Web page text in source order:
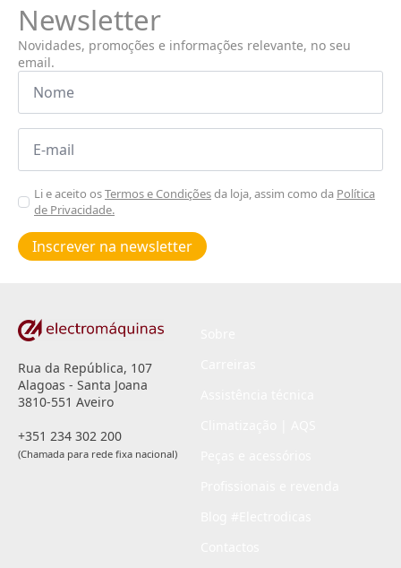
Newsletter
Novidades, promoções e informações relevante, no seu
email.
Nome
Email
Aceitar
Poiticas
de
privacidade
Li e aceito osTermos e Condiçõesda loja, assim como da Política
de Privacidade.
Inscrever na newsletter
Rua da República, 107
Alagoas - Santa Joana
3810-551 Aveiro
+351 234 302 200
(Chamada para rede fixa nacional)